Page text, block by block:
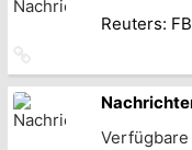
Reuters:
zum
Originalbeitrag
Verfügbare